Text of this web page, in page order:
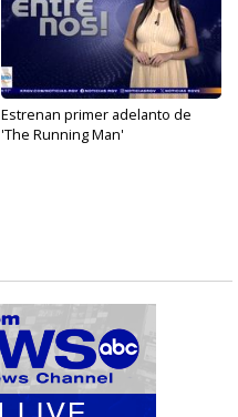
Estrenan primer adelanto de
'The Running Man'